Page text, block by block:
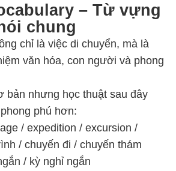
– Từ vựng
chung
chỉ là việc di chuyển, mà là
văn hóa, con người và phong
bản nhưng học thuật sau đây
phú hơn:
/ expedition / excursion /
/ chuyến đi / chuyến thám
/ kỳ nghỉ ngắn